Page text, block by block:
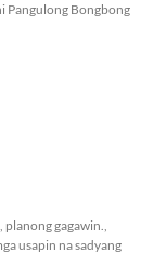
Pangulong Bongbong
planong gagawin.,
usapin na sadyang